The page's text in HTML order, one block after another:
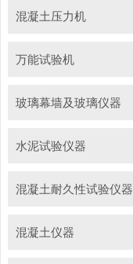
混凝土压力机
万能试验机
玻璃幕墙及玻璃仪器
水泥试验仪器
混凝土耐久性试验仪器
混凝土仪器